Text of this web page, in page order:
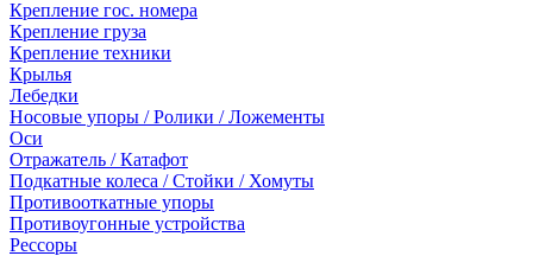
Крепление гос. номера
Крепление груза
Крепление техники
Крылья
Лебедки
Носовые упоры / Ролики / Ложементы
Оси
Отражатель / Катафот
Подкатные колеса / Стойки / Хомуты
Противооткатные упоры
Противоугонные устройства
Рессоры